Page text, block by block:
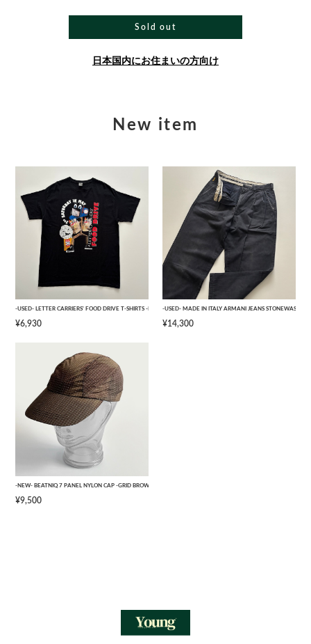
Sold out
日本国内にお住まいの方向け
New item
-USED- LETTER CARRIERS' FOOD DRIVE T-SHIRTS -BLACK- [L]
¥6,930
-USED- MADE IN ITALY ARMANI JEANS
¥14,300
-NEW- BEATNIQ 7 PANEL NYLON CAP -GRID BROWN CAMOUFLAGE- [ONE SIZE]
¥9,500